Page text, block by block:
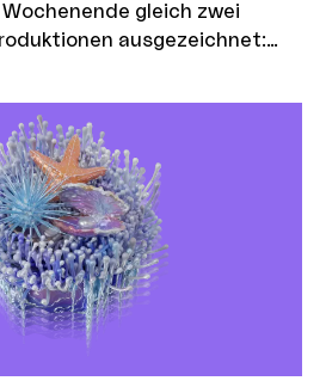
gleich zwei
ausgezeichnet:
im Nebel" des
Abinash Bikram Shah
in der Sektion „Un Certain